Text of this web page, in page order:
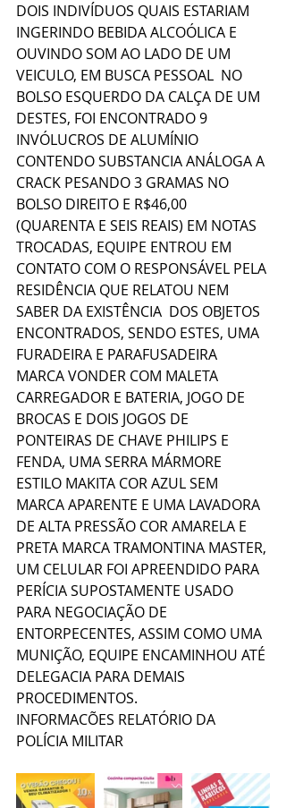
DOIS INDIVÍDUOS QUAIS ESTARIAM
INGERINDO BEBIDA ALCOÓLICA E
OUVINDO SOM AO LADO DE UM
VEICULO, EM BUSCA PESSOAL  NO
BOLSO ESQUERDO DA CALÇA DE UM
DESTES, FOI ENCONTRADO 9
INVÓLUCROS DE ALUMÍNIO
CONTENDO SUBSTANCIA ANÁLOGA A
CRACK PESANDO 3 GRAMAS NO
BOLSO DIREITO E R$46,00
(QUARENTA E SEIS REAIS) EM NOTAS
TROCADAS, EQUIPE ENTROU EM
CONTATO COM O RESPONSÁVEL PELA
RESIDÊNCIA QUE RELATOU NEM
SABER DA EXISTÊNCIA  DOS OBJETOS
ENCONTRADOS, SENDO ESTES, UMA
FURADEIRA E PARAFUSADEIRA
MARCA VONDER COM MALETA
CARREGADOR E BATERIA, JOGO DE
BROCAS E DOIS JOGOS DE
PONTEIRAS DE CHAVE PHILIPS E
FENDA, UMA SERRA MÁRMORE
ESTILO MAKITA COR AZUL SEM
MARCA APARENTE E UMA LAVADORA
DE ALTA PRESSÃO COR AMARELA E
PRETA MARCA TRAMONTINA MASTER,
UM CELULAR FOI APREENDIDO PARA
PERÍCIA SUPOSTAMENTE USADO
PARA NEGOCIAÇÃO DE
ENTORPECENTES, ASSIM COMO UMA
MUNIÇÃO, EQUIPE ENCAMINHOU ATÉ
DELEGACIA PARA DEMAIS
PROCEDIMENTOS.
INFORMACÕES RELATÓRIO DA
POLÍCIA MILITAR